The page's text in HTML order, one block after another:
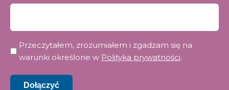
Prywatność*
Przeczytałem, zrozumiałem i zgadzam się na
warunki określone w Polityka prywatności.
Dołączyć